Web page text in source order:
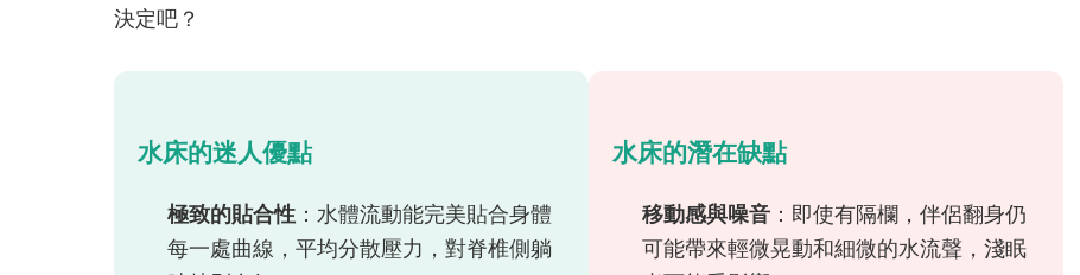
決定吧？
水床的迷人優點
極致的貼合性 ：水體流動能完美貼合身體
每一處曲線，平均分散壓力，對脊椎側躺
水床的潛在缺點
移動感與噪音 ：即使有隔欄，伴侶翻身仍
可能帶來輕微晃動和細微的水流聲，淺眠